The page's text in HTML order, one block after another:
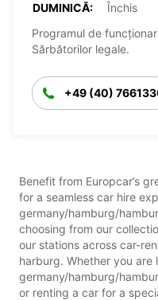
DUMINICĂ:
Închis
Programul de
Sărbătorilor legale.
+49 (40)
Benefit from Europcar’s
for a seamless car hire
germany/hamburg/
choosing from our
our stations across car-
harburg. Whether you
germany/hamburg/
or renting a car for a